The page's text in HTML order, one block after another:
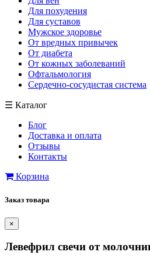
Для похудения
Для суставов
Мужское здоровье
От вредных привычек
От диабета
От кожных заболеваний
Офтальмология
Сердечно-сосудистая система
☰ Каталог
Блог
Доставка и оплата
Отзывы
Контакты
Корзина
Заказ товара
×
Левефрил свечи от